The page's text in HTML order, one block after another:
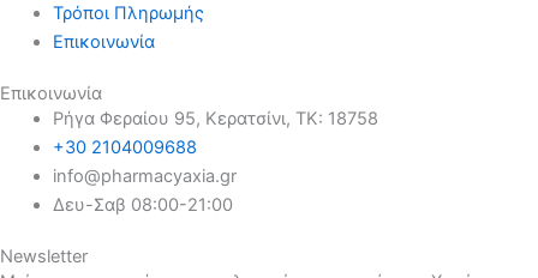
Τρόποι Πληρωμής
Επικοινωνία
Επικοινωνία
Ρήγα Φεραίου 95, Κερατσίνι, ΤΚ: 18758
+30 2104009688
info@pharmacyaxia.gr
Δευ-Σαβ 08:00-21:00
Newsletter